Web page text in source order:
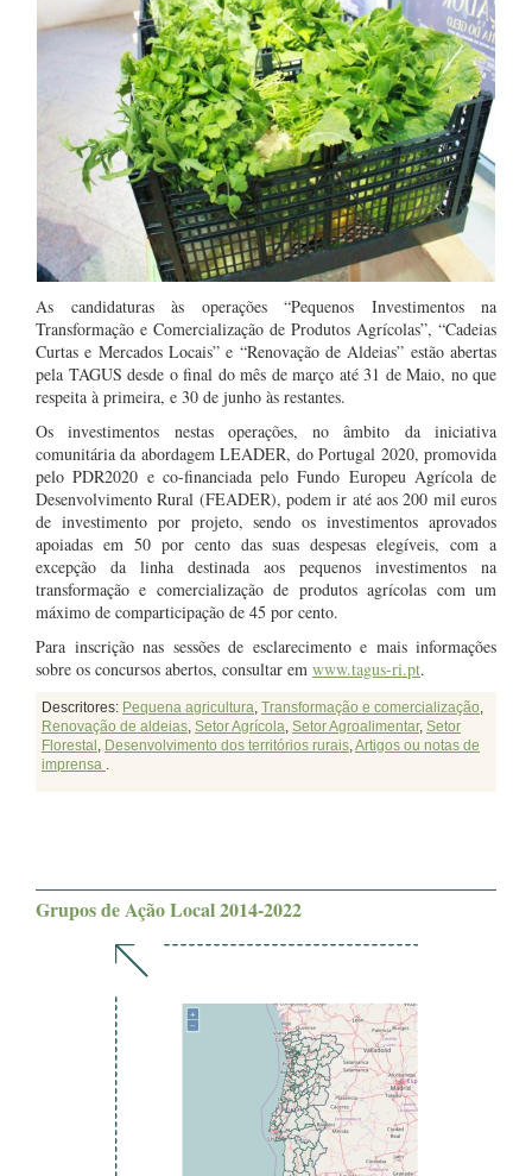
As candidaturas às operações “Pequenos Investimentos na
Transformação e Comercialização de Produtos Agrícolas”, “Cadeias
Curtas e Mercados Locais” e “Renovação de Aldeias” estão abertas
pela TAGUS desde o final do mês de março até 31 de Maio, no que
respeita à primeira, e 30 de junho às restantes.
Os investimentos nestas operações, no âmbito da iniciativa
comunitária da abordagem LEADER, do Portugal 2020, promovida
pelo PDR2020 e co-financiada pelo Fundo Europeu Agrícola de
Desenvolvimento Rural (FEADER), podem ir até aos 200 mil euros
de investimento por projeto, sendo os investimentos aprovados
apoiadas em 50 por cento das suas despesas elegíveis, com a
excepção da linha destinada aos pequenos investimentos na
transformação e comercialização de produtos agrícolas com um
máximo de comparticipação de 45 por cento.
Para inscrição nas sessões de esclarecimento e mais informações
sobre os concursos abertos, consultar em www.tagus-ri.pt.
Descritores: Pequena agricultura, Transformação e comercialização,
Renovação de aldeias, Setor Agrícola, Setor Agroalimentar, Setor
Florestal , Desenvolvimento dos territórios rurais,Artigos ou notas de
imprensa .
Grupos de Ação Local 2014-2022